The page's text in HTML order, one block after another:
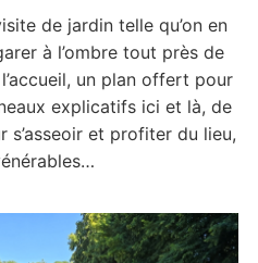
de jardin telle qu’on en
à l’ombre tout près de
un plan offert pour
explicatifs ici et là, de
s’asseoir et profiter du lieu,